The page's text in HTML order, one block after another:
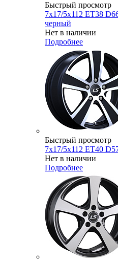
Быстрый просмотр
7x17/5x112 ET38
черный
Нет в наличии
Подробнее
Быстрый просмотр
7x17/5x112 ET40
Нет в наличии
Подробнее